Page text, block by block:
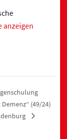
anzeigen
(49/24)